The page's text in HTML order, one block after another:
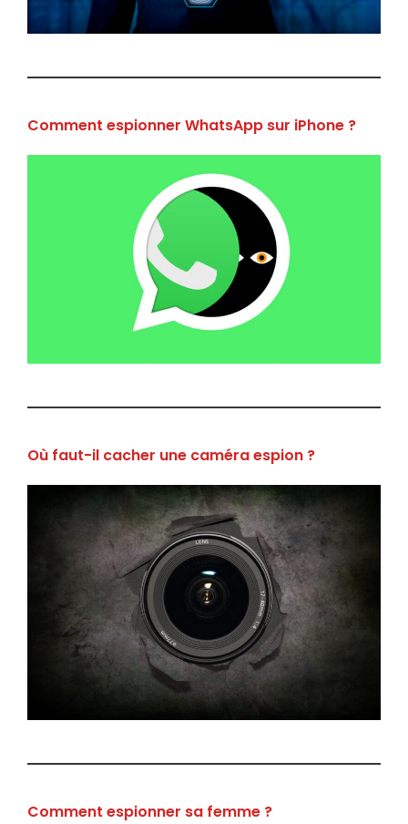
Comment espionner WhatsApp sur iPhone ?
Où faut-il cacher une caméra espion ?
Comment espionner sa femme ?